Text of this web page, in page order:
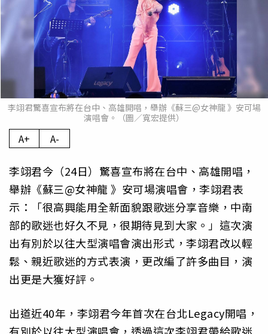
李翊君驚喜宣布將在台中、高雄開唱，舉辦《蘇三@女神龍 》安可場
演唱會。（圖／寬宏提供）
A+ A-
李翊君今（24日）驚喜宣布將在台中、高雄開唱，
舉辦《蘇三@女神龍 》安可場演唱會，李翊君表
示：「很高興能用全新面貌跟歌迷分享音樂，中南
部的歌迷也好久不見，很期待見到大家。」這次演
出有別於以往大型演唱會演出形式，李翊君改以輕
鬆、親近歌迷的方式表演，更改編了許多曲目，演
出更是大獲好評。
出道近40年，李翊君今年首次在台北Legacy開唱，
有別於以往大型演唱會，透過這次李翊君帶給歌迷